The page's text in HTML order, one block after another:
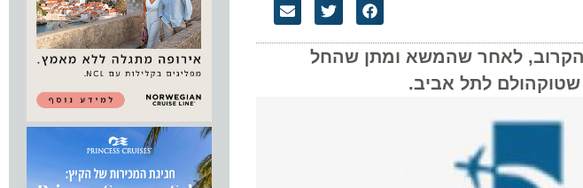
לאחר שהמשא ומתן שהחל
לתל אביב.